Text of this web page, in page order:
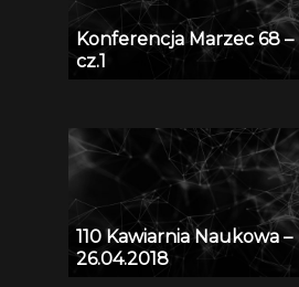
Konferencja Marzec 68 –
cz.1
110 Kawiarnia Naukowa –
26.04.2018